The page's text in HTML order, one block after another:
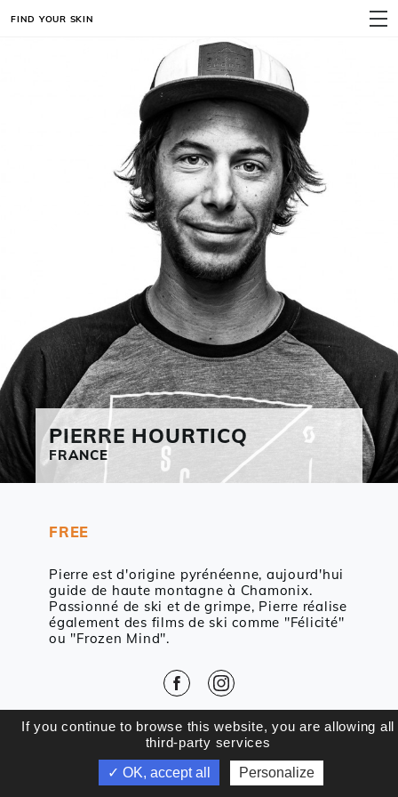
MENU
FIND YOUR SKIN
PIERRE HOURTICQ
FRANCE
FREE
Pierre est d'origine pyrénéenne, aujourd'hui
guide de haute montagne à Chamonix.
Passionné de ski et de grimpe, Pierre réalise
également des films de ski comme "Félicité"
ou "Frozen Mind".
BACK
If you continue to browse this website, you are allowing all
third-party services
✓ OK, accept all
Personalize